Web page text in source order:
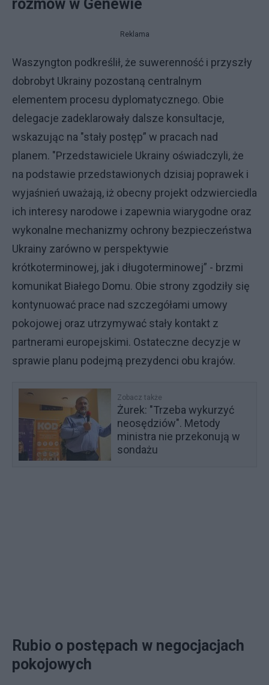
rozmów w Genewie
Reklama
Waszyngton podkreślił, że suwerenność i przyszły
dobrobyt Ukrainy pozostaną centralnym
elementem procesu dyplomatycznego. Obie
delegacje zadeklarowały dalsze konsultacje,
wskazując na "stały postęp” w pracach nad
planem. "Przedstawiciele Ukrainy oświadczyli, że
na podstawie przedstawionych dzisiaj poprawek i
wyjaśnień uważają, iż obecny projekt odzwierciedla
ich interesy narodowe i zapewnia wiarygodne oraz
wykonalne mechanizmy ochrony bezpieczeństwa
Ukrainy zarówno w perspektywie
krótkoterminowej, jak i długoterminowej” - brzmi
komunikat Białego Domu. Obie strony zgodziły się
kontynuować prace nad szczegółami umowy
pokojowej oraz utrzymywać stały kontakt z
partnerami europejskimi. Ostateczne decyzje w
sprawie planu podejmą prezydenci obu krajów.
Zobacz także
Żurek: "Trzeba wykurzyć
neosędziów". Metody
ministra nie przekonują w
sondażu
Rubio o postępach w negocjacjach
pokojowych